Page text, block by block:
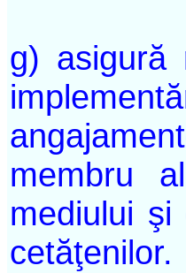
g) asigură
membru
mediului şi
cetăţenilor.